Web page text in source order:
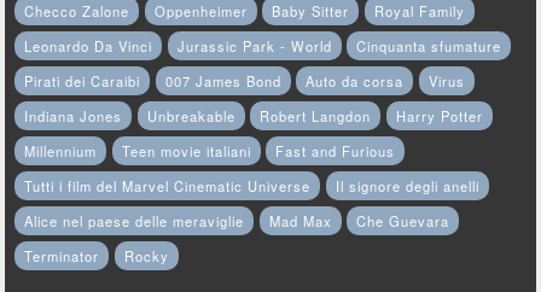
Checco Zalone
Oppenheimer Baby Sitter
Royal Family
Leonardo Da Vinci
Jurassic Park - World
Cinquanta sfumature
Pirati dei Caraibi
007 James Bond Auto da corsa
Virus
Indiana Jones
Unbreakable Robert Langdon
Harry Potter
Millennium
Teen movie italiani
Fast and Furious
Tutti i film del Marvel Cinematic Universe
Il signore degli anelli
Alice nel paese delle meraviglie
Mad Max
Che Guevara
Terminator
Rocky